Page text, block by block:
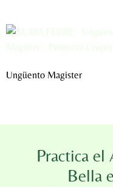
Ungüento Magister
Practica el
Bella